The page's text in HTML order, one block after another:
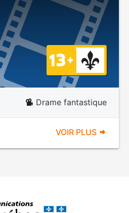
Drame fantastique
VOIR PLUS